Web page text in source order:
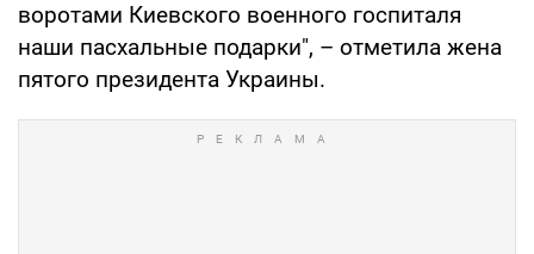
воротами Киевского военного госпиталя
наши пасхальные подарки", – отметила жена
пятого президента Украины.